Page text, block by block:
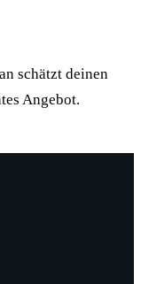
schätzt deinen
Angebot.